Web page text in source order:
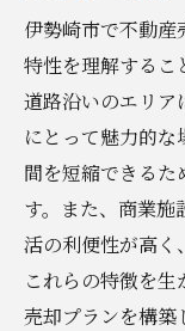
伊勢崎市で不動
特性を理解するこ
道路沿いのエリア
にとって魅力的
間を短縮できるた
す。また、商業施
活の利便性が高く
これらの特徴を
売却プランを構築